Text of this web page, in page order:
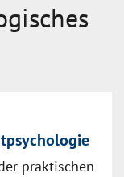
praktischen